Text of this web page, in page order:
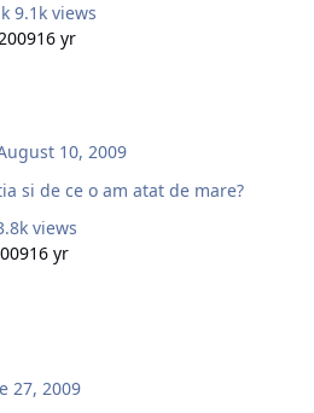
9.1k views
16 yr
10, 2009
si de ce o am atat de mare?
views
16 yr
27, 2009